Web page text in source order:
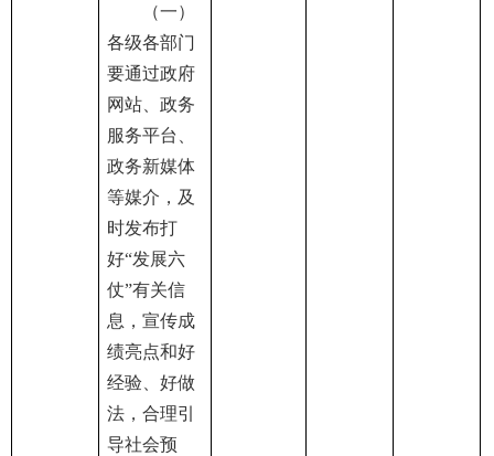
（一）
各级各部门
要通过政府
网站、政务
服务平台、
政务新媒体
等媒介，及
时发布打
好“发展六
仗”有关信
息，宣传成
绩亮点和好
经验、好做
法，合理引
导社会预